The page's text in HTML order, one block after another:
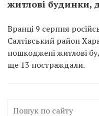
житлові будинки,
Вранці 9 серпня
Салтівський район
пошкоджені житлові
ще 13 постраждали.